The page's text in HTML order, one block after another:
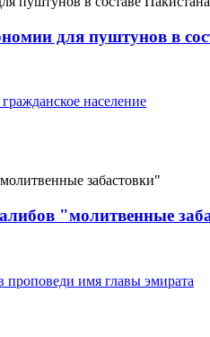
для пуштунов в
население
"молитвенные
проповеди имя главы эмирата